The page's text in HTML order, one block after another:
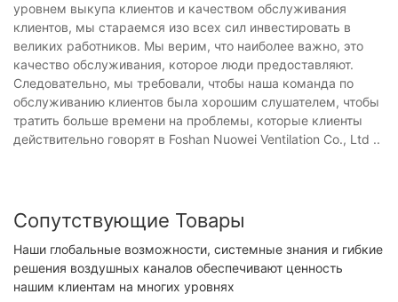
уровнем выкупа клиентов и качеством обслуживания
клиентов, мы стараемся изо всех сил инвестировать в
великих работников. Мы верим, что наиболее важно, это
качество обслуживания, которое люди предоставляют.
Следовательно, мы требовали, чтобы наша команда по
обслуживанию клиентов была хорошим слушателем, чтобы
тратить больше времени на проблемы, которые клиенты
действительно говорят в Foshan Nuowei Ventilation Co., Ltd ..
Сопутствующие Товары
Наши глобальные возможности, системные знания и гибкие
решения воздушных каналов обеспечивают ценность
нашим клиентам на многих уровнях